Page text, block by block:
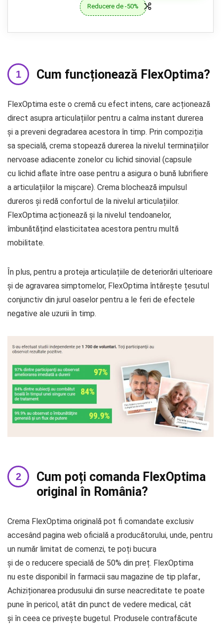
Reducere de -50%
Cum funcționează FlexOptima?
FlexOptima este o cremă cu efect intens, care acționează
direct asupra articulațiilor pentru a calma instant durerea
și a preveni degradarea acestora în timp. Prin compoziția
sa specială, crema stopează durerea la nivelul terminațiilor
nervoase adiacente zonelor cu lichid sinovial (capsule
cu lichid aflate între oase pentru a asigura o bună lubrifiere
a articulațiilor la mișcare). Crema blochează impulsul
dureros și redă confortul de la nivelul articulațiilor.
FlexOptima acționează și la nivelul tendoanelor,
îmbunătățind elasticitatea acestora pentru multă
mobilitate.
În plus, pentru a proteja articulațiile de deteriorări ulterioare
și de agravarea simptomelor, FlexOptima întărește țesutul
conjunctiv din jurul oaselor pentru a le feri de efectele
negative ale uzurii în timp.
Cum poți comanda FlexOptima
original în România?
Crema FlexOptima originală pot fi comandate exclusiv
accesând pagina web oficială a producătorului, unde, pentru
un număr limitat de comenzi, te poți bucura
și de o reducere specială de 50% din preț. FlexOptima
nu este disponibil în farmacii sau magazine de tip plafar.,
Achiziționarea produsului din surse neacreditate te poate
pune în pericol, atât din punct de vedere medical, cât
și în ceea ce privește bugetul. Produsele contrafăcute